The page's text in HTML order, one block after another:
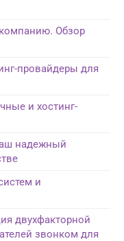
Обзор
провайдеры для
и хостинг-
надежный
и
двухфакторной
звонком для